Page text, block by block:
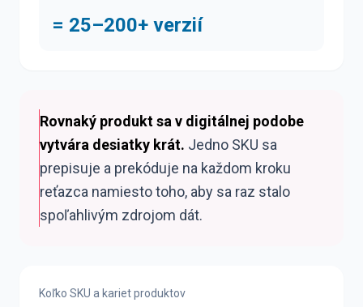
= 25–200+ verzií
Rovnaký produkt sa v digitálnej podobe
vytvára desiatky krát. Jedno SKU sa
prepisuje a prekóduje na každom kroku
reťazca namiesto toho, aby sa raz stalo
spoľahlivým zdrojom dát.
Koľko SKU a kariet produktov